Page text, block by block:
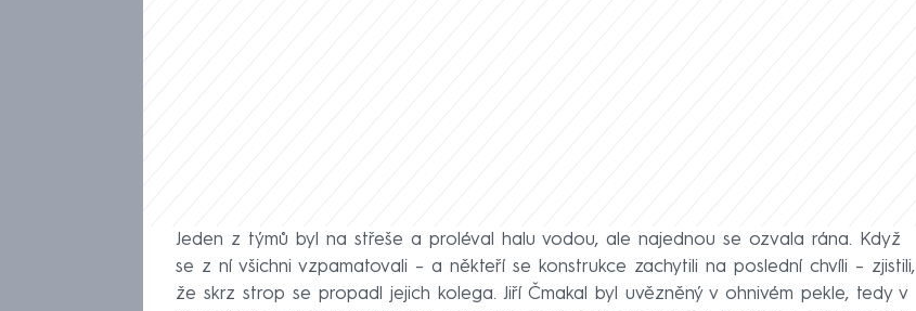
Jeden z týmů byl na střeše a proléval halu vodou, ale najednou se ozvala rána. Když
se z ní všichni vzpamatovali – a někteří se konstrukce zachytili na poslední chvíli – zjistili,
že skrz strop se propadl jejich kolega. Jiří Čmakal byl uvězněný v ohnivém pekle, tedy v